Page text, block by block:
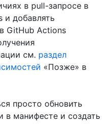
в pull-запросе в
и добавлять
GitHub Actions
см. раздел
«Позже» в
просто обновить
в манифесте и создать